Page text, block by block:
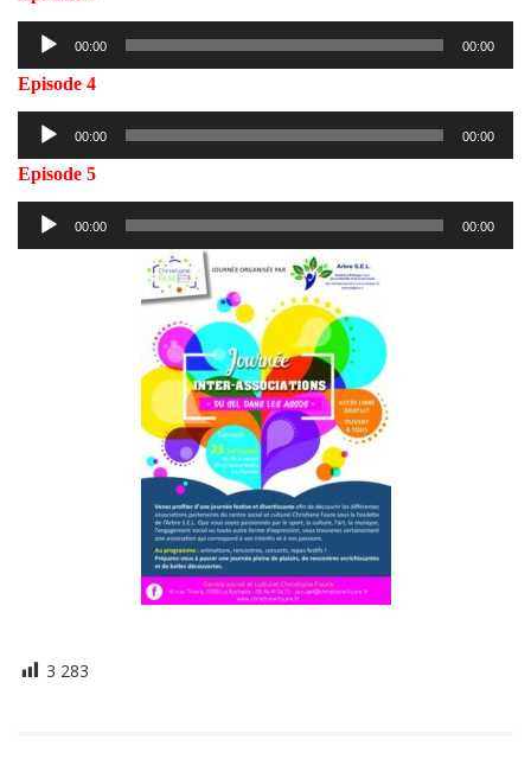
Lecteur
audio
00:00 00:00
Episode 4
Lecteur
audio
00:00 00:00
Episode 5
Lecteur
audio
00:00 00:00
3 283